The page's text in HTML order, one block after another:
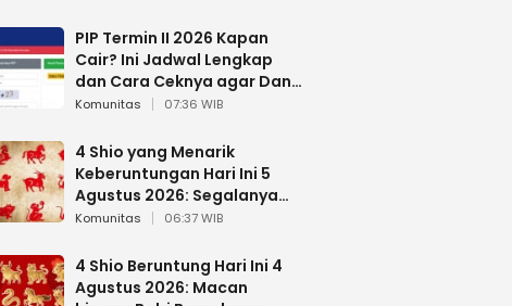
PIP Termin II 2026 Kapan
Cair? Ini Jadwal Lengkap
dan Cara Ceknya agar Dana
Tidak Hangus!
Komunitas 07:36 WIB
4 Shio yang Menarik
Keberuntungan Hari Ini 5
Agustus 2026: Segalanya
Berjalan Lancar
Komunitas 06:37 WIB
4 Shio Beruntung Hari Ini 4
Agustus 2026: Macan